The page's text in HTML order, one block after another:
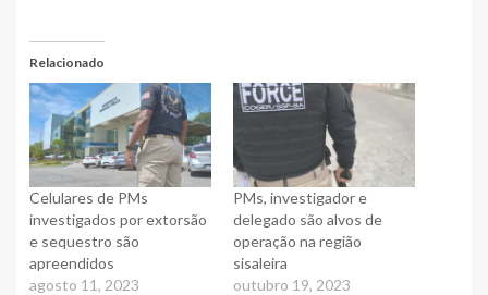
Relacionado
Celulares de PMs
investigados por extorsão
e sequestro são
apreendidos
agosto 11, 2023
PMs, investigador e
delegado são alvos de
operação na região
sisaleira
outubro 19, 2023